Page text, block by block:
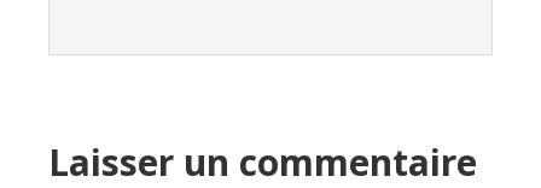
Laisser un commentaire